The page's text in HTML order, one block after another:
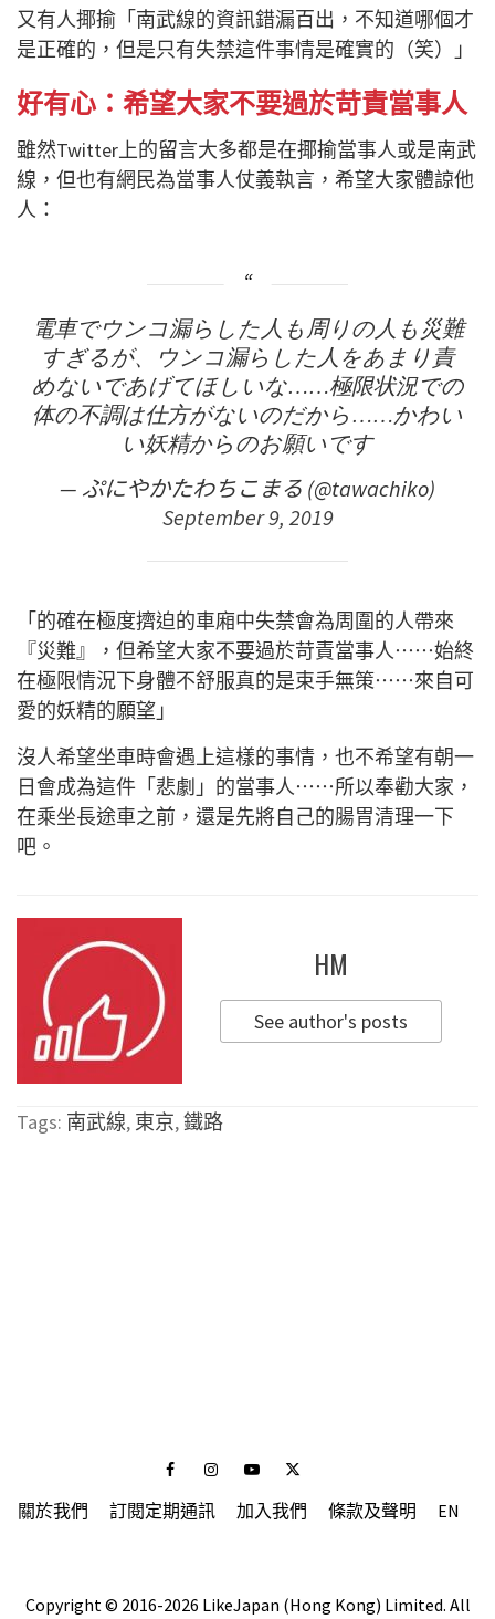
又有人揶揄「南武線的資訊錯漏百出，不知道哪個才
是正確的，但是只有失禁這件事情是確實的（笑）」
好有心：希望大家不要過於苛責當事人
雖然Twitter上的留言大多都是在揶揄當事人或是南武
線，但也有網民為當事人仗義執言，希望大家體諒他
人：
電車でウンコ漏らした人も周りの人も災難
すぎるが、ウンコ漏らした人をあまり責
めないであげてほしいな……極限状況での
体の不調は仕方がないのだから……かわい
い妖精からのお願いです
— ぷにやかたわちこまる (@tawachiko)
September 9, 2019
「的確在極度擠迫的車廂中失禁會為周圍的人帶來
『災難』，但希望大家不要過於苛責當事人⋯⋯始終
在極限情況下身體不舒服真的是束手無策⋯⋯來自可
愛的妖精的願望」
沒人希望坐車時會遇上這樣的事情，也不希望有朝一
日會成為這件「悲劇」的當事人⋯⋯所以奉勸大家，
在乘坐長途車之前，還是先將自己的腸胃清理一下
吧。
HM
See author's posts
Tags: 南武線, 東京,鐵路
FacebookInstagramYoutubeTwitter
關於我們 訂閱定期通訊 加入我們 條款及聲明 EN
Copyright © 2016-2026 LikeJapan (Hong Kong) Limited. All